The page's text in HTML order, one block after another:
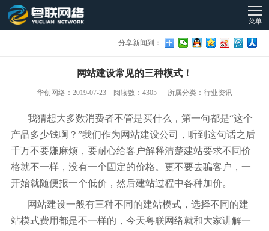
菜单
分享新闻到：
网站建设常见的三种模式！
华创网络：2019-07-23 阅读数：4305 所属分类：行业资讯
我猜想大多数消费者不管是买什么，第一句都是“这个
产品多少钱啊？”我们作为网站建设公司，听到这句话之后
千万不要嫌麻烦，要耐心给客户解释清楚建站要求不同价
格就不一样，没有一个固定的价格。更不要去骗客户，一
开始就随便报一个低价，然后建站过程中各种加价。
网站建设一般有三种不同的建站模式，选择不同的建
站模式费用都是不一样的，今天粤联网络就和大家讲解一